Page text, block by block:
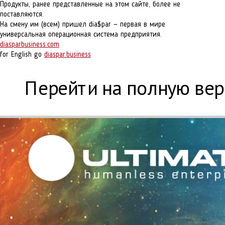
Продукты, ранее представленные на этом сайте, более не
поставляются.
На смену им (всем) пришел dia$par — первая в мире
универсальная операционная система предприятия.
diasparbusiness.com
for English go diaspar.business
Перейти на полную